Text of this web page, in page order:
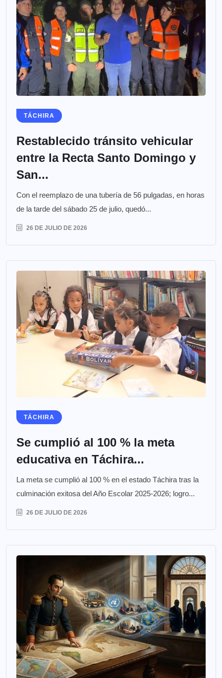
TÁCHIRA
Restablecido tránsito vehicular
entre la Recta Santo Domingo y
San...
Con el reemplazo de una tubería de 56 pulgadas, en horas
de la tarde del sábado 25 de julio, quedó...
26 DE JULIO DE 2026
TÁCHIRA
Se cumplió al 100 % la meta
educativa en Táchira...
La meta se cumplió al 100 % en el estado Táchira tras la
culminación exitosa del Año Escolar 2025-2026; logro...
26 DE JULIO DE 2026